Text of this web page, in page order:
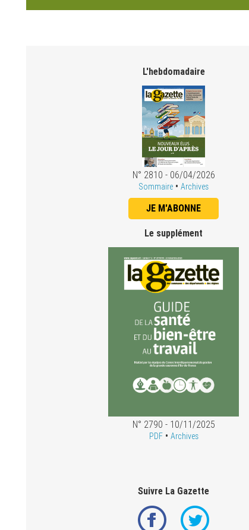
L'hebdomadaire
N° 2810 - 06/04/2026
Sommaire • Archives
JE M'ABONNE
Le supplément
N° 2790 - 10/11/2025
PDF• Archives
Suivre La Gazette